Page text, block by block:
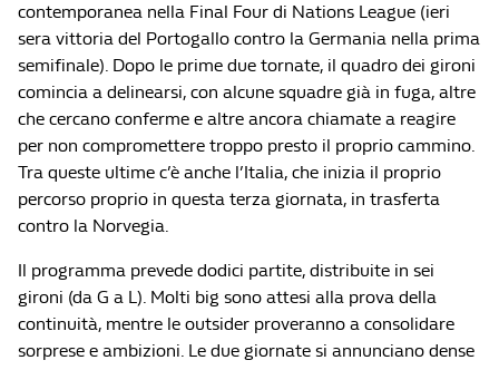
contemporanea nella Final Four di Nations League (ieri
sera vittoria del Portogallo contro la Germania nella prima
semifinale). Dopo le prime due tornate, il quadro dei gironi
comincia a delinearsi, con alcune squadre già in fuga, altre
che cercano conferme e altre ancora chiamate a reagire
per non compromettere troppo presto il proprio cammino.
Tra queste ultime c’è anche l’Italia, che inizia il proprio
percorso proprio in questa terza giornata, in trasferta
contro la Norvegia.
Il programma prevede dodici partite, distribuite in sei
gironi (da G a L). Molti big sono attesi alla prova della
continuità, mentre le outsider proveranno a consolidare
sorprese e ambizioni. Le due giornate si annunciano dense